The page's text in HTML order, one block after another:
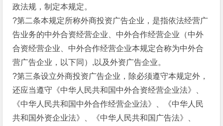
政法规，制定本规定。
?第二条本规定所称外商投资广告企业，是指依法经营广
告业务的中外合资经营企业、中外合作经营企业（中外
合资经营企业、中外合作经营企业本规定合称为中外合
营广告企业，以下同）,以及外资广告企业。
?第三条设立外商投资广告企业，除必须遵守本规定外，
还应当遵守《中华人民共和国中外合资经营企业法》、
《中华人民共和国中外合作经营企业法》、《中华人民
共和国外资企业法》、《中华人民共和国广告法》、